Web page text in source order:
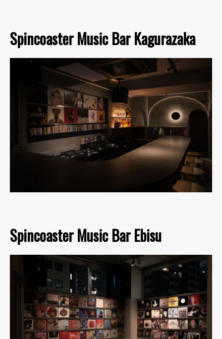
Spincoaster Music Bar Kagurazaka
Spincoaster Music Bar Ebisu